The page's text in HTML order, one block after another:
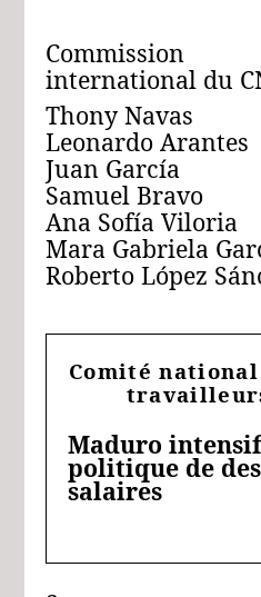
international du
Thony Navas
Leonardo Arantes
Juan García
Samuel Bravo
Ana Sofía Viloria
Mara Gabriela
Roberto López
Comité
Maduro
politique de
salaires